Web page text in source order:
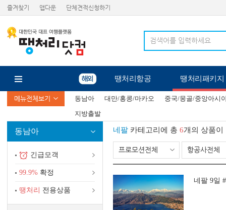
즐겨찾기 앱다운 단체견적신청하기
땡처리항공 땡처리패키지
메뉴전체보기 동남아 대만/홍콩/마카오
중국/몽골/중앙아시
지방출발
동남아
긴급모객
99.9% 확정
땡처리 전용상품
네팔 카테고리에 총 6개의 상품이
프로모션전체 항공사전체
네팔 9일